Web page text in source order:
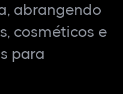
abrangendo
cosméticos e
para